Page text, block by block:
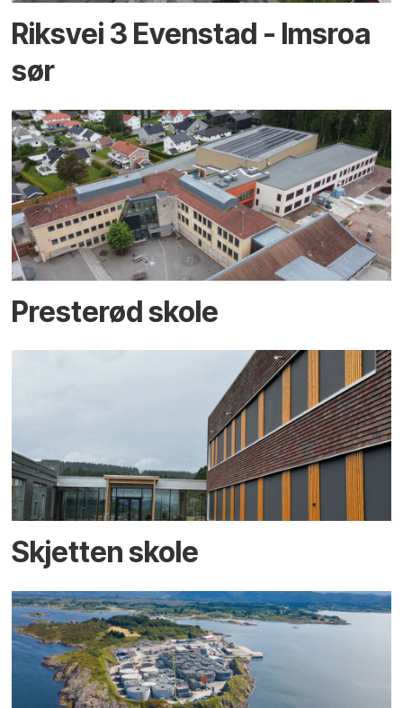
Riksvei 3 Evenstad - Imsroa
sør
Presterød skole
Skjetten skole